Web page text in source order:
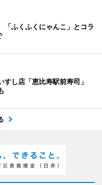
「ふくふくにゃんこ」とコラ
すし店「恵比寿駅前寿司」